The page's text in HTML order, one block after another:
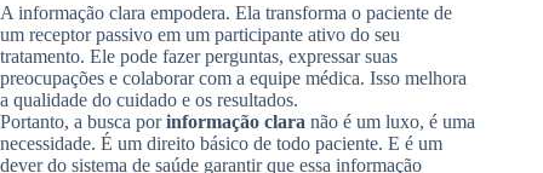
A informação clara empodera. Ela transforma o paciente de
um receptor passivo em um participante ativo do seu
tratamento. Ele pode fazer perguntas, expressar suas
preocupações e colaborar com a equipe médica. Isso melhora
a qualidade do cuidado e os resultados.
Portanto, a busca porinformação clara não é um luxo, é uma
necessidade. É um direito básico de todo paciente. E é um
dever do sistema de saúde garantir que essa informação